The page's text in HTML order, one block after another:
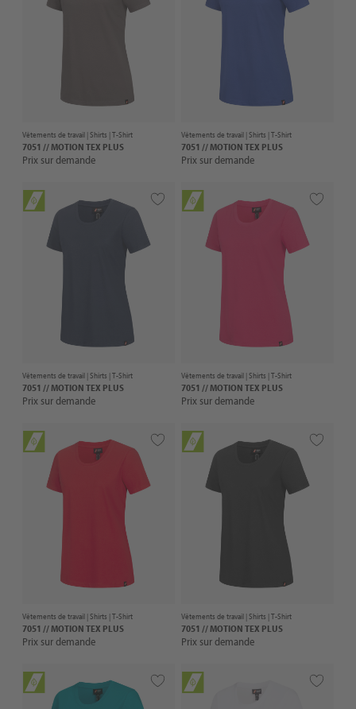
Vêtements de travail |Shirts | T-Shirt
7051 // MOTION TEX PLUS
Prix sur demande
Vêtements de travail |Shirts | T-Shirt
7051 // MOTION TEX PLUS
Prix sur demande
Vêtements de travail |Shirts | T-Shirt
7051 // MOTION TEX PLUS
Prix sur demande
Vêtements de travail |Shirts | T-Shirt
7051 // MOTION TEX PLUS
Prix sur demande
Vêtements de travail |Shirts | T-Shirt
7051 // MOTION TEX PLUS
Prix sur demande
Vêtements de travail |Shirts | T-Shirt
7051 // MOTION TEX PLUS
Prix sur demande